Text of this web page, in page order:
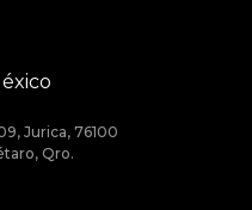
Jurica, 76100
Qro.